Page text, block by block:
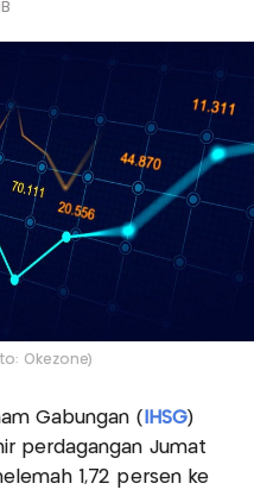
Okezone)
Gabungan ( IHSG)
perdagangan Jumat
1,72 persen ke